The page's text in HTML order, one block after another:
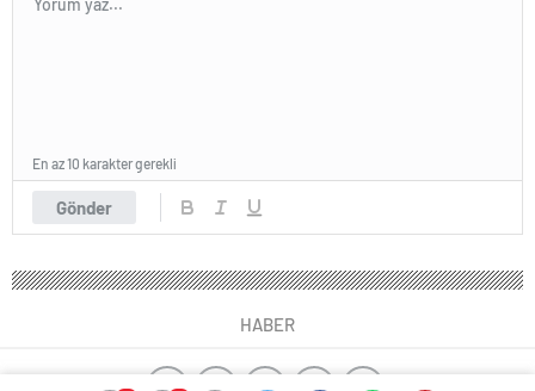
Gönder
En az 10 karakter gerekli
HABER